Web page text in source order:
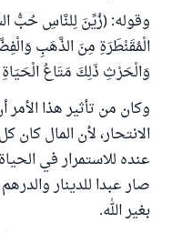
وقوله: (زُيِّنَ لِلنَّاسِ حُبُّ
الْمُقَنْطَرَةِ مِنَ الذَّهَبِ
وَالْحَرْثِ ذَلِكَ مَتَاعُ
وكان من تأثير هذا
الانتحار، لأن المال
عنده للاستمرار في
صار عبدا للدينار
بغير الله.